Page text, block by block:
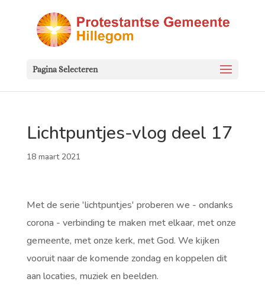
Pagina Selecteren
Lichtpuntjes-vlog deel 17
18 maart 2021
Met de serie 'lichtpuntjes' proberen we - ondanks
corona - verbinding te maken met elkaar, met onze
gemeente, met onze kerk, met God. We kijken
vooruit naar de komende zondag en koppelen dit
aan locaties, muziek en beelden.